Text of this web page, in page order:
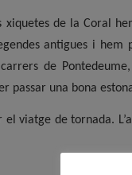
de la Coral
antigues i
de
passar una bona
viatge de tornada.